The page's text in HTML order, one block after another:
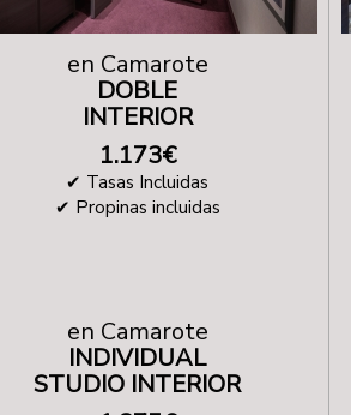
en Camarote
DOBLE
INTERIOR
1.173€
✔ Tasas Incluidas
✔ Propinas incluidas
en Camarote
INDIVIDUAL
STUDIO INTERIOR